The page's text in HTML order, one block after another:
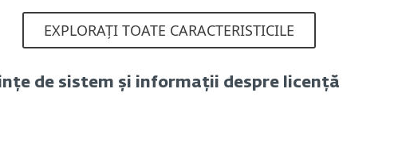
EXPLORAȚI TOATE CARACTERISTICILE
de sistem și informații despre licență